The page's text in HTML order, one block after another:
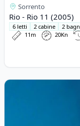
Sorrento
Rio - Rio 11 (2005)
6 letti 2 cabine
2
11m
20Kn
View details for